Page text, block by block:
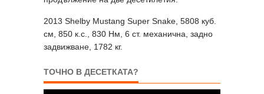
2013 Shelby Mustang Super Snake, 5808 куб.
см, 850 к.с., 830 Нм, 6 ст. механична, задно
задвижване, 1782 кг.
ТОЧНО В ДЕСЕТКАТА?